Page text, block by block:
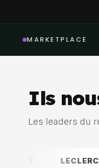
FRONT E-
Ils
Les leaders du
LANCEL